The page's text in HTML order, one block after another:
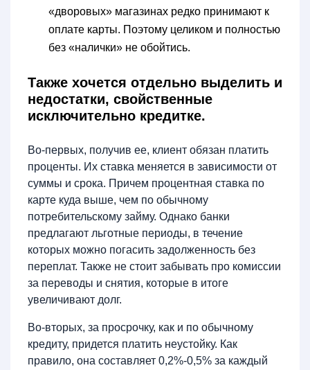
«дворовых» магазинах редко принимают к
оплате карты. Поэтому целиком и полностью
без «налички» не обойтись.
Также хочется отдельно выделить и
недостатки, свойственные
исключительно кредитке.
Во-первых, получив ее, клиент обязан платить
проценты. Их ставка меняется в зависимости от
суммы и срока. Причем процентная ставка по
карте куда выше, чем по обычному
потребительскому займу. Однако банки
предлагают льготные периоды, в течение
которых можно погасить задолженность без
переплат. Также не стоит забывать про комиссии
за переводы и снятия, которые в итоге
увеличивают долг.
Во-вторых, за просрочку, как и по обычному
кредиту, придется платить неустойку. Как
правило, она составляет 0,2%-0,5% за каждый